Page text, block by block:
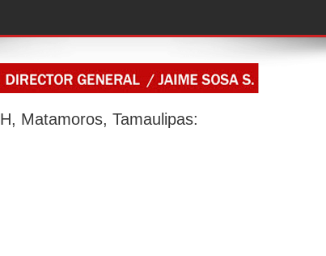
H, Matamoros, Tamaulipas: